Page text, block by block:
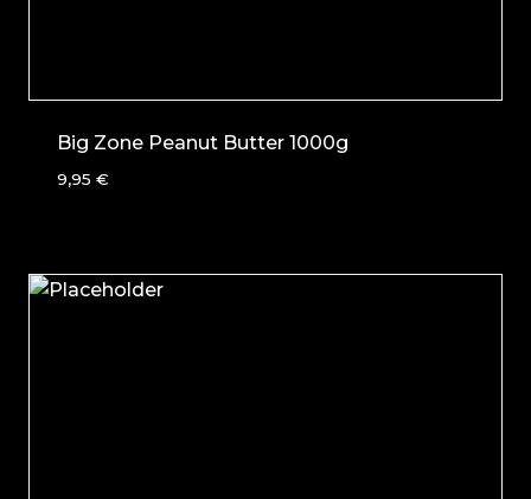
Big Zone Peanut Butter 1000g
9,95 €